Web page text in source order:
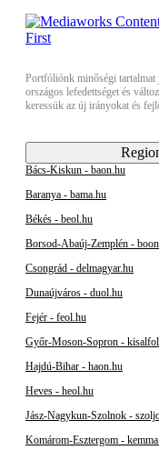
Portfóliónk minőségi tartalmat
országos lefedettséget és
keressük az új irányokat és
Bács-Kiskun - baon.hu
Baranya - bama.hu
Békés - beol.hu
Borsod-Abaúj-Zemplén -
Csongrád - delmagyar.hu
Dunaújváros - duol.hu
Fejér - feol.hu
Győr-Moson-Sopron -
Hajdú-Bihar - haon.hu
Heves - heol.hu
Jász-Nagykun-Szolnok -
Komárom-Esztergom -